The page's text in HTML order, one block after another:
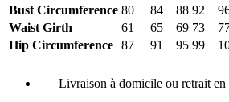
Bust Circumference 80 84 88 92
Waist Girth
61 65 69 73
Hip Circumference 87 91 95 99
Livraison à domicile ou retrait en